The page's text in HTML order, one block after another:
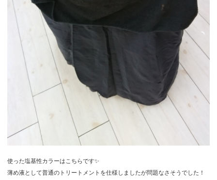
使った塩基性カラーはこちらです✨
薄め液として普通のトリートメントを仕様しましたが問題なさそうでした！